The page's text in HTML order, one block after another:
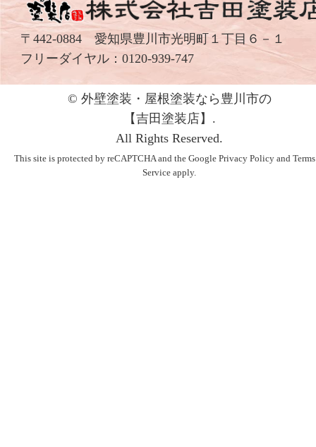
〒442-0884 愛知県豊川市光明町１丁目６－１
フリーダイヤル： 0120-939-747
© 外壁塗装・屋根塗装なら豊川市の
【吉⽥塗装店】.
All Rights Reserved.
This site is protected by reCAPTCHA and the Google Privacy Policyand
Service apply.